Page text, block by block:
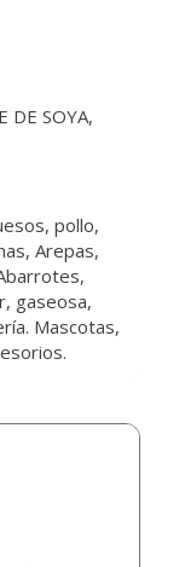
DE SOYA,
pollo,
Arepas,
gaseosa,
Mascotas,